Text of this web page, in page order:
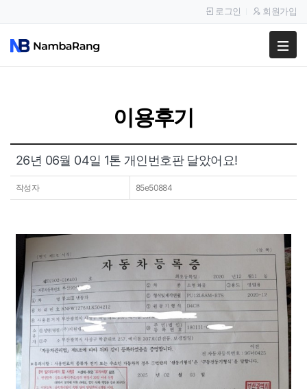
팔고
공지사항
이용후기
로그인 회원가입
이용후기
26년 06월 04일 1톤 개인번호판 달았어요!
작성자 85e50884